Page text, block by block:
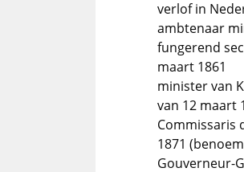
verlof in
ambtenaar
fungerend
maart 1861
minister van
van 12 maart
Commissaris
1871
Gouverneur-